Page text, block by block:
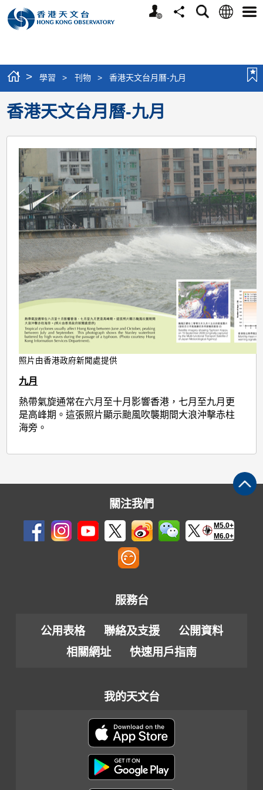
個
分
搜
語
選
> 學習 > 刊物 > 香港天文台月曆-九月
香港天文台月曆-九月
照片由香港政府新聞處提供
九月
熱帶氣旋通常在六月至十月影響香港，七月至九月更
是高峰期。這張照片顯示颱風吹襲期間大浪沖擊赤柱
海旁。
關注我們
M5.0+
M6.0+
服務台
公用表格 聯絡及支援
公開資料
相關網址
快速用戶指南
我的天文台